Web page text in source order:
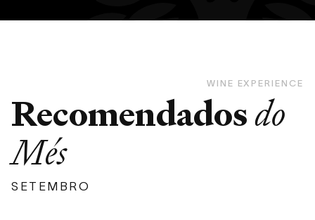
WINE EXPERIENCE
Recomendadosdo
Més
SETEMBRO